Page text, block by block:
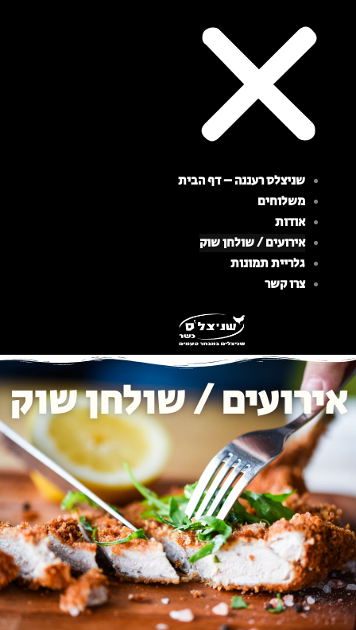
שניצלס רעננה – דף הבית
משלוחים
אודות
אירועים / שולחן שוק
גלריית תמונות
צרו קשר
אירועים / שולחן שוק